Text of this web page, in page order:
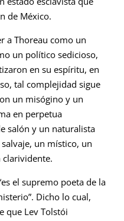
de México.
a Thoreau como un
un político sedicioso,
en su espíritu, en
tal complejidad sigue
un misógino y un
en perpetua
salón y un naturalista
un místico, un
el supremo poeta de la
Dicho lo cual,
que Lev Tolstói